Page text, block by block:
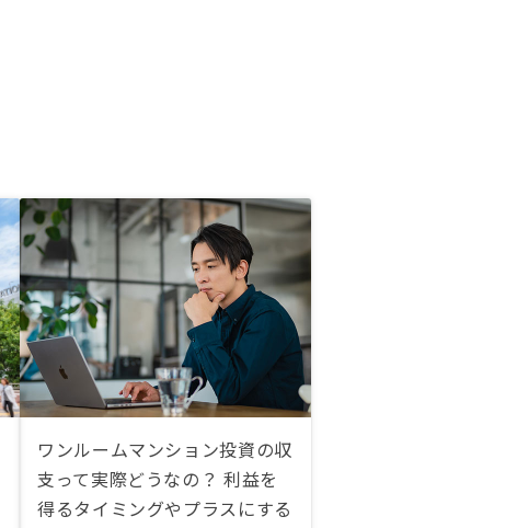
ワンルームマンション投資の収
支って実際どうなの？ 利益を
得るタイミングやプラスにする